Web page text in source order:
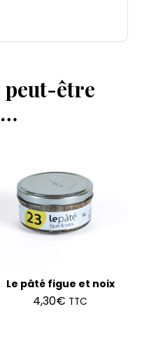
peut-être
Le pâté figue et noix
4,30€ TTC